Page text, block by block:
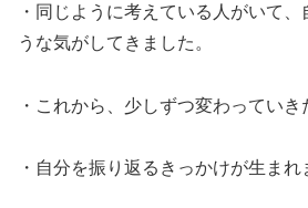
・同じように考えている人がいて
うな気がしてきました。
・これから、少しずつ変わっていき
・自分を振り返るきっかけが生まれ